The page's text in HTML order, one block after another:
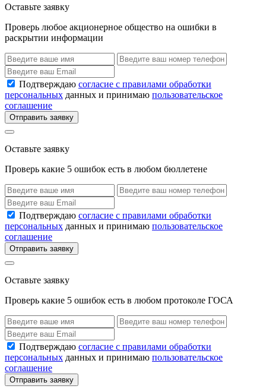
Оставьте заявку
Проверь любое акционерное общество на ошибки в
раскрытии информации
Подтверждаю согласие с правилами обработки
персональных данных и принимаю пользовательское
соглашение
Отправить заявку
Оставьте заявку
Проверь какие 5 ошибок есть в любом бюллетене
Подтверждаю согласие с правилами обработки
персональных данных и принимаю пользовательское
соглашение
Отправить заявку
Оставьте заявку
Проверь какие 5 ошибок есть в любом протоколе ГОСА
Подтверждаю согласие с правилами обработки
персональных данных и принимаю пользовательское
соглашение
Отправить заявку